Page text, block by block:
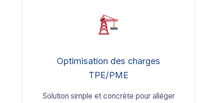
Optimisation des charges
TPE/PME
Solution simple et concrète pour alléger